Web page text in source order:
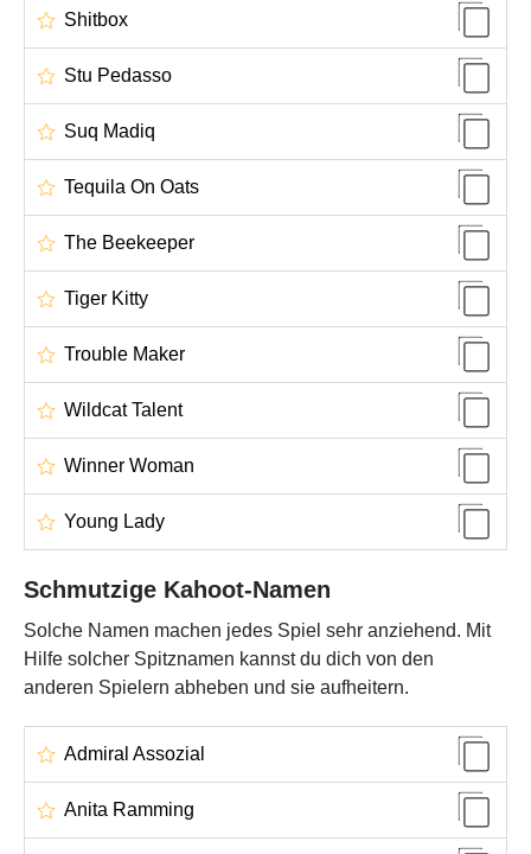
Shitbox
Stu Pedasso
Suq Madiq
Tequila On Oats
The Beekeeper
Tiger Kitty
Trouble Maker
Wildcat Talent
Winner Woman
Young Lady
Schmutzige Kahoot-Namen
Solche Namen machen jedes Spiel sehr anziehend. Mit
Hilfe solcher Spitznamen kannst du dich von den
anderen Spielern abheben und sie aufheitern.
Admiral Assozial
Anita Ramming